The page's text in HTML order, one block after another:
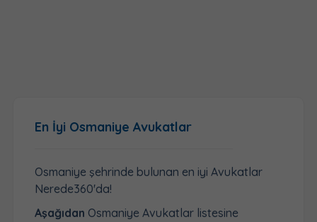
En İyi Osmaniye Avukatlar
Osmaniye şehrinde bulunan en iyi Avukatlar
Nerede360'da!
Aşağıdan Osmaniye Avukatlar listesine